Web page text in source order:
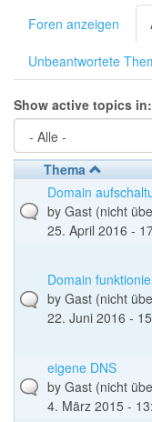
Primäre
Reiter
Foren anzeigen
Unbeantwortete
Show active topics in:
Thema
Domain
by Gast (nicht
25. April 2016 -
Domain
by Gast (nicht
22. Juni 2016 -
eigene DNS
by Gast (nicht
4. März 2015 -